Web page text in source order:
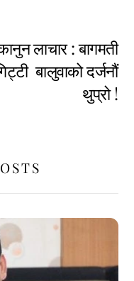
लाचार : बागमती
बालुवाको दर्जनाैं
थुप्रो !